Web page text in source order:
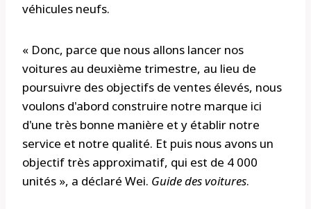
véhicules neufs.
« Donc, parce que nous allons lancer nos
voitures au deuxième trimestre, au lieu de
poursuivre des objectifs de ventes élevés, nous
voulons d'abord construire notre marque ici
d'une très bonne manière et y établir notre
service et notre qualité. Et puis nous avons un
objectif très approximatif, qui est de 4 000
unités », a déclaré Wei. Guide des voitures.